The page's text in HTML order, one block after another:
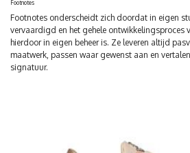
Footnotes
Footnotes onderscheidt zich doordat in eigen
vervaardigd en het gehele ontwikkelingsproces
hierdoor in eigen beheer is. Ze leveren altijd
maatwerk, passen waar gewenst aan en
signatuur.